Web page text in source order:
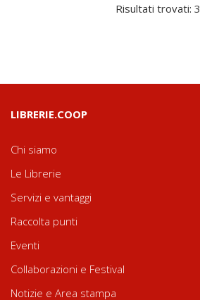
Risultati trovati: 3
LIBRERIE.COOP
Chi siamo
Le Librerie
Servizi e vantaggi
Raccolta punti
Eventi
Collaborazioni e Festival
Notizie e Area stampa